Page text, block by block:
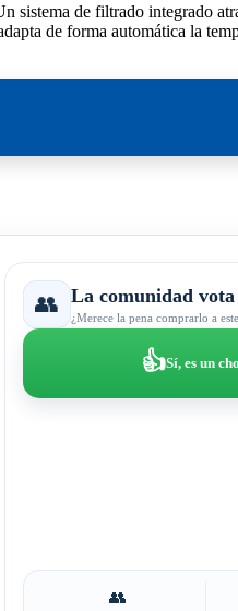
de filtrado integrado
de forma automática la
👥 La comunidad vota
¿Merece la pena comprarlo a
👍Sí, es un
👥